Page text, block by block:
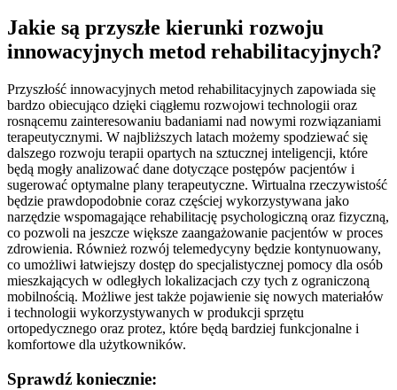
Jakie są przyszłe kierunki rozwoju
innowacyjnych metod rehabilitacyjnych?
Przyszłość innowacyjnych metod rehabilitacyjnych zapowiada się
bardzo obiecująco dzięki ciągłemu rozwojowi technologii oraz
rosnącemu zainteresowaniu badaniami nad nowymi rozwiązaniami
terapeutycznymi. W najbliższych latach możemy spodziewać się
dalszego rozwoju terapii opartych na sztucznej inteligencji, które
będą mogły analizować dane dotyczące postępów pacjentów i
sugerować optymalne plany terapeutyczne. Wirtualna rzeczywistość
będzie prawdopodobnie coraz częściej wykorzystywana jako
narzędzie wspomagające rehabilitację psychologiczną oraz fizyczną,
co pozwoli na jeszcze większe zaangażowanie pacjentów w proces
zdrowienia. Również rozwój telemedycyny będzie kontynuowany,
co umożliwi łatwiejszy dostęp do specjalistycznej pomocy dla osób
mieszkających w odległych lokalizacjach czy tych z ograniczoną
mobilnością. Możliwe jest także pojawienie się nowych materiałów
i technologii wykorzystywanych w produkcji sprzętu
ortopedycznego oraz protez, które będą bardziej funkcjonalne i
komfortowe dla użytkowników.
Sprawdź koniecznie: